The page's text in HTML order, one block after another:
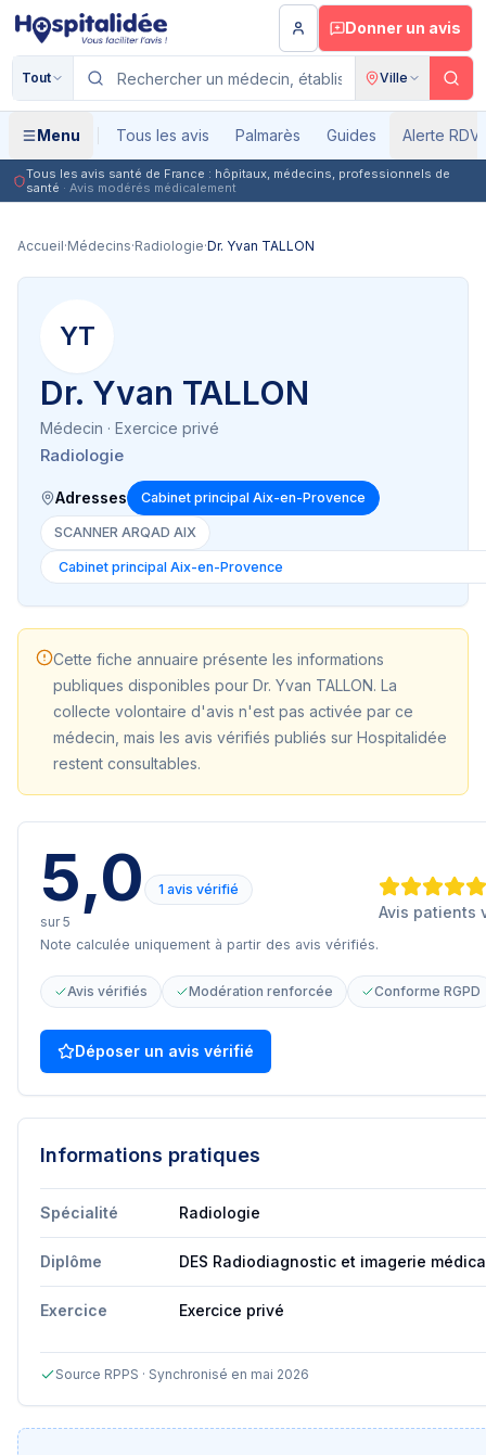
Aller au contenu principal
Donner un avis
Tout Ville
Menu Tous les avis Palmarès Guides Alerte RDV
Tous les avis santé de France : hôpitaux, médecins, professionnels de
santé · Avis modérés médicalement
Accueil·Médecins·Radiologie·Dr. Yvan TALLON
YT
Dr. Yvan TALLON
Médecin · Exercice privé
Radiologie
Adresses Cabinet principal Aix-en-Provence
SCANNER ARQAD AIX
Cette fiche annuaire présente les informations
publiques disponibles pour Dr. Yvan TALLON. La
collecte volontaire d'avis n'est pas activée par ce
médecin, mais les avis vérifiés publiés sur Hospitalidée
restent consultables.
5,0
1 avis vérifié
sur 5
Note calculée uniquement à partir des avis vérifiés.
Avis patients
Avis vérifiés Modération renforcée Conforme RGPD
Déposer un avis vérifié
Informations pratiques
Spécialité Radiologie
Diplôme DES Radiodiagnostic et imagerie
Exercice Exercice privé
Source RPPS · Synchronisé en mai 2026